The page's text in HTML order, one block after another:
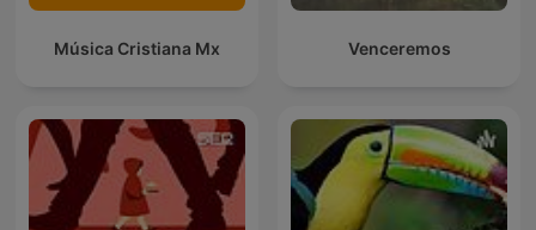
Música Cristiana Mx Venceremos